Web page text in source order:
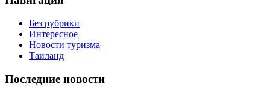
Без рубрики
Интересное
Новости туризма
Таиланд
Последние новости